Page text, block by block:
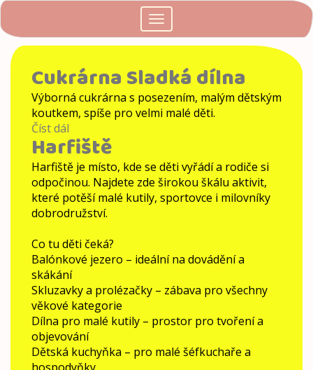
Přejít
k
hlavnímu
obsahu
Toggle
navigation
Cukrárna Sladká dílna
Výborná cukrárna s posezením, malým dětským
koutkem, spíše pro velmi malé děti.
Číst dál
Sladká
dílna
Harfiště
Harfiště je místo, kde se děti vyřádí a rodiče si
odpočinou. Najdete zde širokou škálu aktivit,
které potěší malé kutily, sportovce i milovníky
dobrodružství.
Co tu děti čeká?
Balónkové jezero – ideální na dovádění a
skákání
Skluzavky a prolézačky – zábava pro všechny
věkové kategorie
Dílna pro malé kutily – prostor pro tvoření a
objevování
Dětská kuchyňka – pro malé šéfkuchaře a